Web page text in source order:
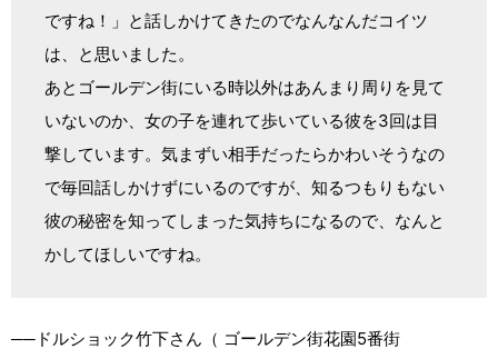
ですね！」と話しかけてきたのでなんなんだコイツ
は、と思いました。
あとゴールデン街にいる時以外はあんまり周りを見て
いないのか、女の子を連れて歩いている彼を3回は目
撃しています。気まずい相手だったらかわいそうなの
で毎回話しかけずにいるのですが、知るつもりもない
彼の秘密を知ってしまった気持ちになるので、なんと
かしてほしいですね。
──ドルショック竹下さん（ ゴールデン街花園5番街